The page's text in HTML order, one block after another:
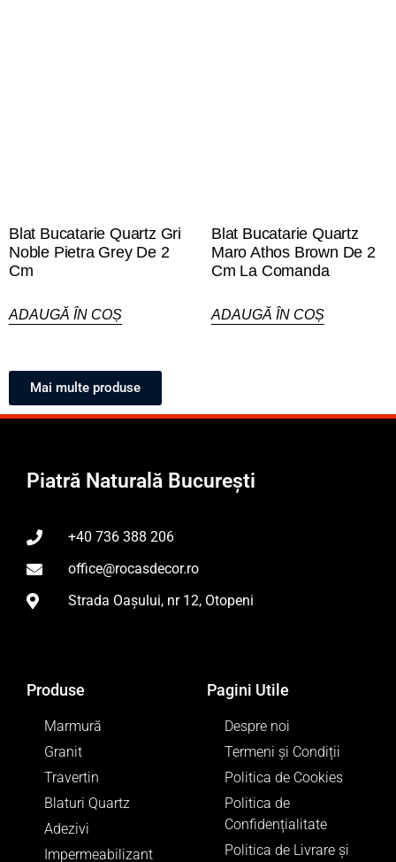
Blat Bucatarie Quartz Gri
Noble Pietra Grey De 2
Cm
ADAUGĂ ÎN COȘ
Blat Bucatarie Quartz
Maro Athos Brown De 2
Cm La Comanda
ADAUGĂ ÎN COȘ
Mai multe produse
Piatră Naturală București
+40 736 388 206
office@rocasdecor.ro
Strada Oașului, nr 12, Otopeni
Produse
Marmură
Granit
Travertin
Blaturi Quartz
Adezivi
Impermeabilizant
Pagini Utile
Despre noi
Termeni și Condiții
Politica de Cookies
Politica de
Confidențialitate
Politica de Livrare și